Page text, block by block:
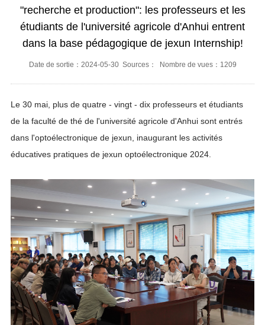
"recherche et production": les professeurs et les
étudiants de l'université agricole d'Anhui entrent
dans la base pédagogique de jexun Internship!
Date de sortie：2024-05-30 Sources： Nombre de vues：1209
Le 30 mai, plus de quatre - vingt - dix professeurs et étudiants
de la faculté de thé de l'université agricole d'Anhui sont entrés
dans l'optoélectronique de jexun, inaugurant les activités
éducatives pratiques de jexun optoélectronique 2024.